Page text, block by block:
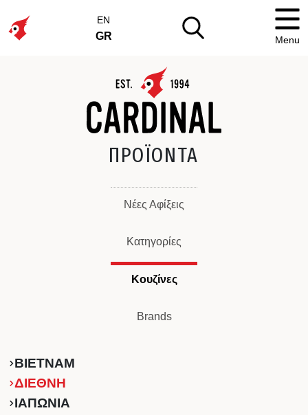
EN
GR Menu
ΠΡΟΪΟΝΤΑ
Νέες Αφίξεις
Κατηγορίες
Κουζίνες
Brands
ΒΙΕΤΝΑΜ
ΔΙΕΘΝΗ
ΙΑΠΩΝΙΑ